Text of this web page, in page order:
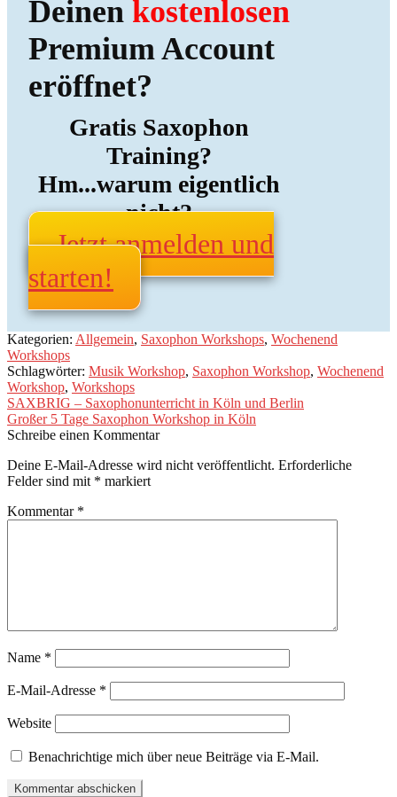
Deinen kostenlosen
Premium Account
eröffnet?
Gratis Saxophon
Training?
Hm...warum eigentlich
nicht?
Jetzt anmelden und
starten!
Kategorien: Allgemein, Saxophon Workshops, Wochenend
Workshops
Schlagwörter: Musik Workshop, Saxophon Workshop, Wochenend
Workshop, Workshops
Beitragsnavigation
Vorheriger
Beitrag:
SAXBRIG – Saxophonunterricht in Köln und Berlin
Nächster
Beitrag:
Großer 5 Tage Saxophon Workshop in Köln
Schreibe einen Kommentar
Deine E-Mail-Adresse wird nicht veröffentlicht. Erforderliche
Felder sind mit * markiert
Kommentar *
Name *
E-Mail-Adresse *
Website
Benachrichtige mich über neue Beiträge via E-Mail.